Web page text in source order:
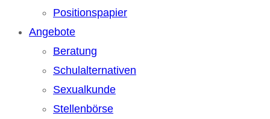
Positionspapier
Angebote
Beratung
Schulalternativen
Sexualkunde
Stellenbörse